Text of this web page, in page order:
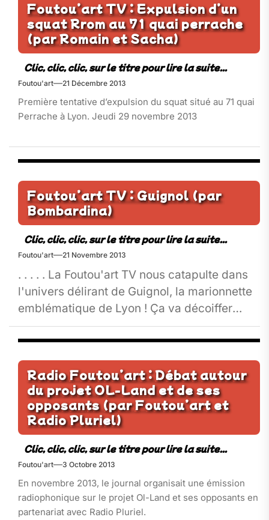
Foutou’art TV : Expulsion d’un
squat Rrom au 71 quai perrache
(par Romain et Sacha)
Foutou'art 21 Décembre 2013
Première tentative d’expulsion du squat situé au 71 quai
Perrache à Lyon. Jeudi 29 novembre 2013
Foutou’art TV : Guignol (par
Bombardina)
Foutou'art 21 Novembre 2013
. . . . . La Foutou'art TV nous catapulte dans
l'univers délirant de Guignol, la marionnette
emblématique de Lyon ! Ça va décoiffer
façon...
Radio Foutou’art : Débat autour
du projet OL-Land et de ses
opposants (par Foutou’art et
Radio Pluriel)
Foutou'art 3 Octobre 2013
En novembre 2013, le journal organisait une émission
radiophonique sur le projet Ol-Land et ses opposants en
partenariat avec Radio Pluriel.